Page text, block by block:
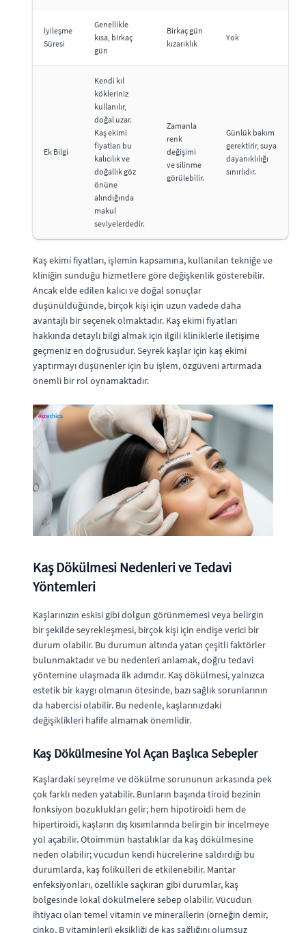
İyileşme
Süresi
Genellikle
kısa, birkaç
gün
Birkaç gün
kızarıklık
Yok
Ek Bilgi
Kendi kıl
kökleriniz
kullanılır,
doğal uzar.
Kaş ekimi
fiyatları bu
kalıcılık ve
doğallık göz
önüne
alındığında
makul
seviyelerdedir.
Zamanla
renk
değişimi
ve silinme
görülebilir.
Günlük bakım
gerektirir, suya
dayanıklılığı
sınırlıdır.
Kaş ekimi fiyatları, işlemin kapsamına, kullanılan tekniğe ve
kliniğin sunduğu hizmetlere göre değişkenlik gösterebilir.
Ancak elde edilen kalıcı ve doğal sonuçlar
düşünüldüğünde, birçok kişi için uzun vadede daha
avantajlı bir seçenek olmaktadır. Kaş ekimi fiyatları
hakkında detaylı bilgi almak için ilgili kliniklerle iletişime
geçmeniz en doğrusudur. Seyrek kaşlar için kaş ekimi
yaptırmayı düşünenler için bu işlem, özgüveni artırmada
önemli bir rol oynamaktadır.
Kaş Dökülmesi Nedenleri ve Tedavi
Yöntemleri
Kaşlarınızın eskisi gibi dolgun görünmemesi veya belirgin
bir şekilde seyrekleşmesi, birçok kişi için endişe verici bir
durum olabilir. Bu durumun altında yatan çeşitli faktörler
bulunmaktadır ve bu nedenleri anlamak, doğru tedavi
yöntemine ulaşmada ilk adımdır. Kaş dökülmesi, yalnızca
estetik bir kaygı olmanın ötesinde, bazı sağlık sorunlarının
da habercisi olabilir. Bu nedenle, kaşlarınızdaki
değişiklikleri hafife almamak önemlidir.
Kaş Dökülmesine Yol Açan Başlıca Sebepler
Kaşlardaki seyrelme ve dökülme sorununun arkasında pek
çok farklı neden yatabilir. Bunların başında tiroid bezinin
fonksiyon bozuklukları gelir; hem hipotiroidi hem de
hipertiroidi, kaşların dış kısımlarında belirgin bir incelmeye
yol açabilir. Otoimmün hastalıklar da kaş dökülmesine
neden olabilir; vücudun kendi hücrelerine saldırdığı bu
durumlarda, kaş folikülleri de etkilenebilir. Mantar
enfeksiyonları, özellikle saçkıran gibi durumlar, kaş
bölgesinde lokal dökülmelere sebep olabilir. Vücudun
ihtiyacı olan temel vitamin ve minerallerin (örneğin demir,
çinko, B vitaminleri) eksikliği de kaş sağlığını olumsuz